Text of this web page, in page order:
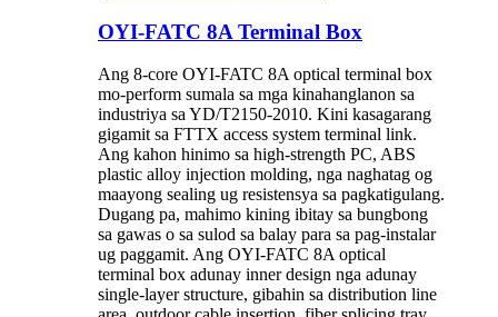
OYI-FATC 8A Terminal Box
Ang 8-core OYI-FATC 8A optical terminal box
mo-perform sumala sa mga kinahanglanon sa
industriya sa YD/T2150-2010. Kini kasagarang
gigamit sa FTTX access system terminal link.
Ang kahon hinimo sa high-strength PC, ABS
plastic alloy injection molding, nga naghatag og
maayong sealing ug resistensya sa pagkatigulang.
Dugang pa, mahimo kining ibitay sa bungbong
sa gawas o sa sulod sa balay para sa pag-instalar
ug paggamit. Ang OYI-FATC 8A optical
terminal box adunay inner design nga adunay
single-layer structure, gibahin sa distribution line